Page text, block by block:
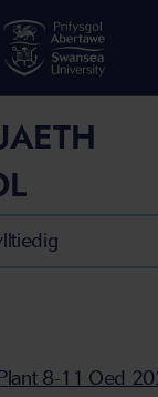
8-11 Oed